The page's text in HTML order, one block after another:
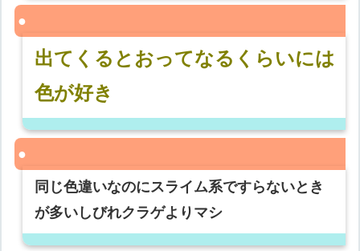
出てくるとおってなるくらいには
色が好き
同じ色違いなのにスライム系ですらないとき
が多いしびれクラゲよりマシ